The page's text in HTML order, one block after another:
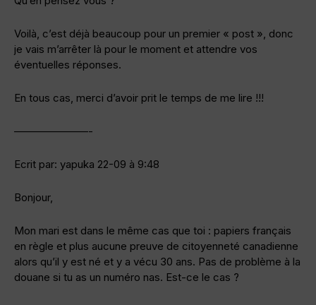
Voilà, c’est déjà beaucoup pour un premier « post », donc
je vais m’arrêter là pour le moment et attendre vos
éventuelles réponses.
En tous cas, merci d’avoir prit le temps de me lire !!!
———————-
Ecrit par: yapuka 22-09 à 9:48
Bonjour,
Mon mari est dans le même cas que toi : papiers français
en règle et plus aucune preuve de citoyenneté canadienne
alors qu’il y est né et y a vécu 30 ans. Pas de problème à la
douane si tu as un numéro nas. Est-ce le cas ?